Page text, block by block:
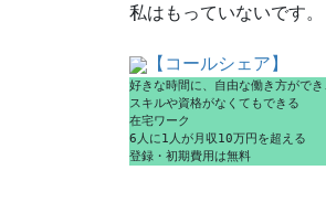
私はもっていないです。
【コールシェア】
好きな時間に、自由な働き方ができ
スキルや資格がなくてもできる
在宅ワーク
6人に1人が月収10万円を超える
登録・初期費用は無料